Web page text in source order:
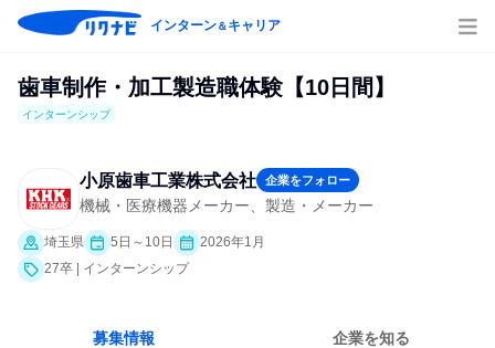
インターン＆キャリア
歯車制作・加工製造職体験【10日間】
インターンシップ
小原歯車工業株式会社 企業をフォロー
機械・医療機器メーカー、製造・メーカー
埼玉県 5日～10日
2026年1月
27卒 | インターンシップ
募集情報 企業を知る